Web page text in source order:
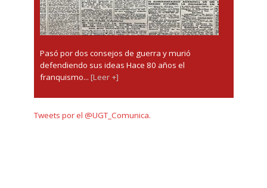
Pasó por dos consejos de guerra y murió
defendiendo sus ideas Hace 80 años el
franquismo... [Leer +]
Tweets por el @UGT_Comunica.